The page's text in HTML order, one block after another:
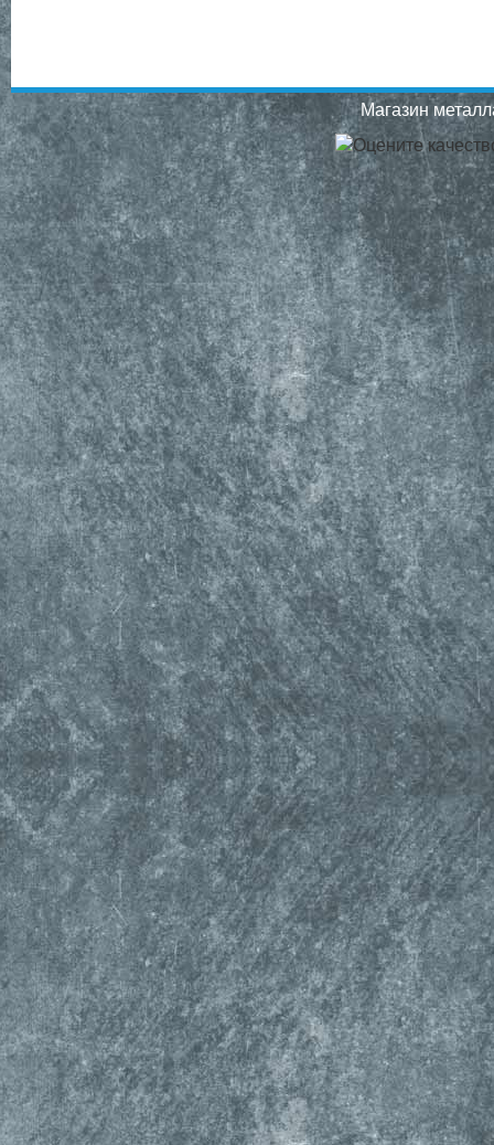
Магазин